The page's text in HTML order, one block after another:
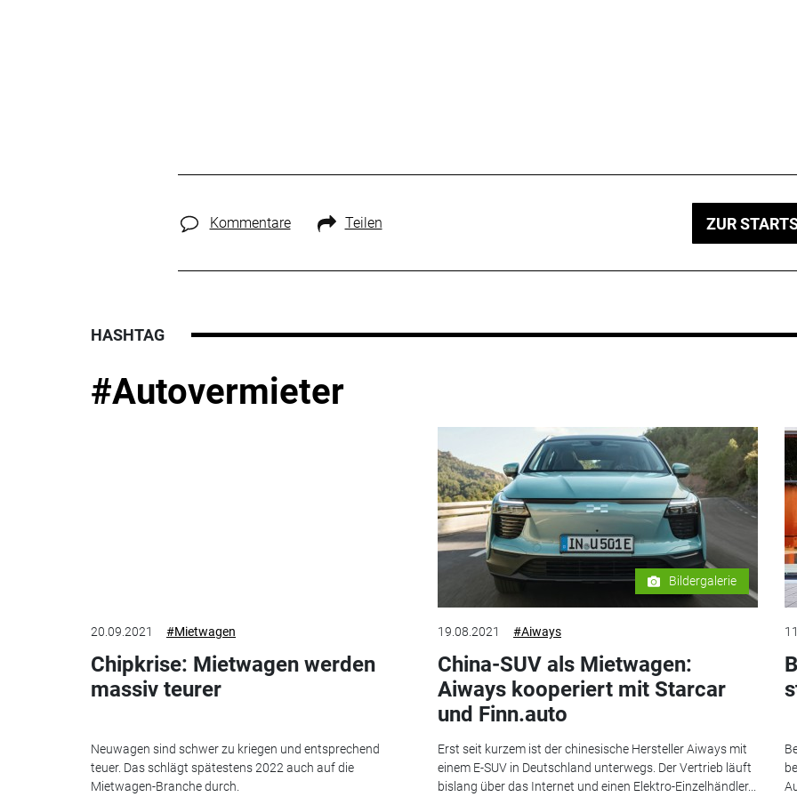
Kommentare Teilen ZUR
HASHTAG
#Autovermieter
20.09.2021 #Mietwagen
Chipkrise: Mietwagen werden
massiv teurer
Neuwagen sind schwer zu kriegen und entsprechend
teuer. Das schlägt spätestens 2022 auch auf die
Mietwagen-Branche durch.
Bildergalerie
19.08.2021 #Aiways
China-SUV als Mietwagen:
Aiways kooperiert mit Starcar
und Finn.auto
Erst seit kurzem ist der chinesische Hersteller Aiways mit
einem E-SUV in Deutschland unterwegs. Der Vertrieb läuft
bislang über das Internet und einen Elektro-Einzelhändler...